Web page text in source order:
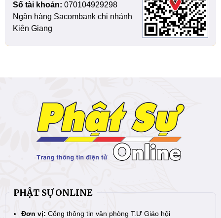
Số tài khoản: 070104929298
Ngân hàng Sacombank chi nhánh
Kiên Giang
PHẬT SỰ ONLINE
Đơn vị: Cổng thông tin văn phòng T.Ư Giáo hội